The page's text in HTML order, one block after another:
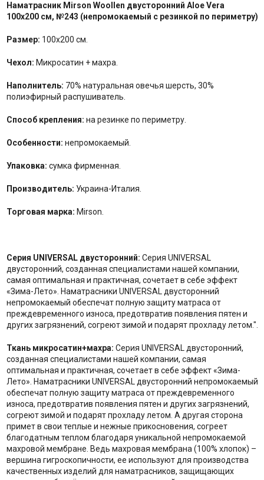
Наматрасник Mirson Woollen двусторонний Aloe Vera
100x200 см, №243 (непромокаемый с резинкой по периметру)
Размер: 100x200 см.
Чехол: Микросатин + махра.
Наполнитель: 70% натуральная овечья шерсть, 30%
полиэфирный распушиватель.
Способ крепления: на резинке по периметру.
Особенности: непромокаемый.
Упаковка: сумка фирменная.
Производитель: Украина-Италия.
Торговая марка: Mirson.
Серия UNIVERSAL двусторонний: Серия UNIVERSAL
двусторонний, созданная специалистами нашей компании,
самая оптимальная и практичная, сочетает в себе эффект
«Зима-Лето». Наматрасники UNIVERSAL двусторонний
непромокаемый обеспечат полную защиту матраса от
преждевременного износа, предотвратив появления пятен и
других загрязнений, согреют зимой и подарят прохладу летом.".
Ткань микросатин+махра: Серия UNIVERSAL двусторонний,
созданная специалистами нашей компании, самая
оптимальная и практичная, сочетает в себе эффект «Зима-
Лето». Наматрасники UNIVERSAL двусторонний непромокаемый
обеспечат полную защиту матраса от преждевременного
износа, предотвратив появления пятен и других загрязнений,
согреют зимой и подарят прохладу летом. А другая сторона
примет в свои теплые и нежные прикосновения, согреет
благодатным теплом благодаря уникальной непромокаемой
махровой мембране. Ведь махровая мембрана (100% хлопок) –
вершина гигроскопичности, ее используют для производства
качественных изделий для наматрасников, защищающих